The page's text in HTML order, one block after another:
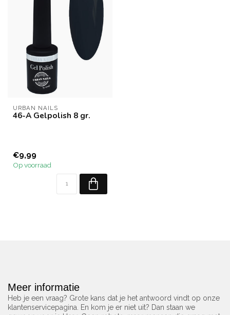
URBAN NAILS
46-A Gelpolish 8 gr.
€9,99
Op voorraad
Meer informatie
Heb je een vraag? Grote kans dat je het antwoord vindt op onze
klantenservicepagina. En kom je er niet uit? Dan staan we